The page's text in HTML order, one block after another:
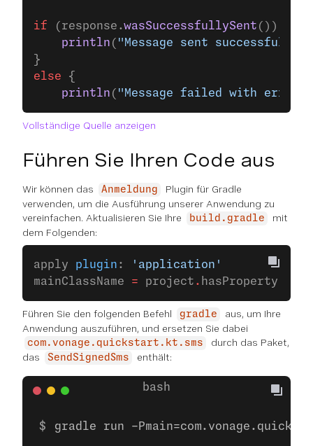
if (response.wasSuccessfullySent ()) {
    println
( "Message sent successfully."
}
else {
    println
( "Message failed with error:
Vollständige Quelle anzeigen
Führen Sie Ihren Code aus
Wir können das Anmeldung
Plugin für Gradle
verwenden, um die Ausführung unserer Anwendung zu
vereinfachen. Aktualisieren Sie Ihre
build.gradle
mit
dem Folgenden:
apply plugin :
'application'
mainClassName = project . hasProperty(
Führen Sie den folgenden Befehl gradle
aus, um Ihre
Anwendung auszuführen, und ersetzen Sie dabei
com.vonage.quickstart.kt.sms
durch das Paket,
das
SendSignedSms enthält:
gradle run -